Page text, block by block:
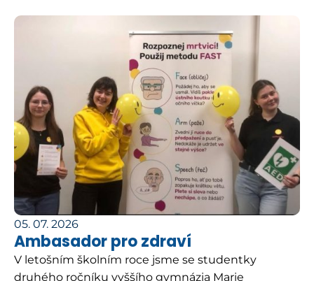
05. 07. 2026
Ambasador pro zdraví
V letošním školním roce jsme se studentky
druhého ročníku vyššího gymnázia Marie